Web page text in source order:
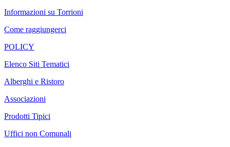
Informazioni su Torrioni
Come raggiungerci
POLICY
Elenco Siti Tematici
Alberghi e Ristoro
Associazioni
Prodotti Tipici
Uffici non Comunali